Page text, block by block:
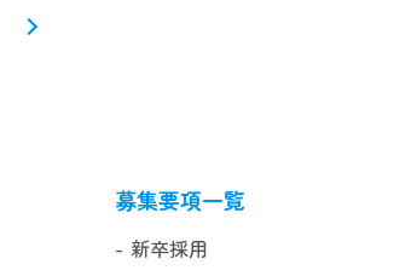
募集要項一覧
新卒採用